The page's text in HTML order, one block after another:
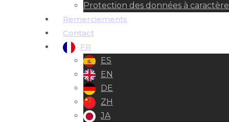
Protection des données à
Remerciements
Contact
FR
ES
EN
DE
ZH
JA